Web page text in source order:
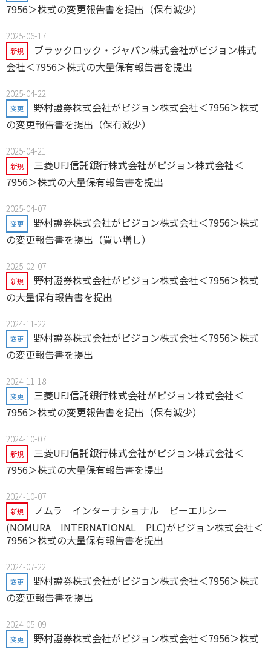
7956＞株式の変更報告書を提出（保有減少）
2025-06-17
新規
ブラックロック・ジャパン株式会社がピジョン株式
会社＜7956＞株式の大量保有報告書を提出
2025-04-22
変更
野村證券株式会社がピジョン株式会社＜7956＞株式
の変更報告書を提出（保有減少）
2025-04-21
新規
三菱UFJ信託銀行株式会社がピジョン株式会社＜
7956＞株式の大量保有報告書を提出
2025-04-07
変更
野村證券株式会社がピジョン株式会社＜7956＞株式
の変更報告書を提出（買い増し）
2025-02-07
新規
野村證券株式会社がピジョン株式会社＜7956＞株式
の大量保有報告書を提出
2024-11-22
変更
野村證券株式会社がピジョン株式会社＜7956＞株式
の変更報告書を提出
2024-11-18
変更
三菱UFJ信託銀行株式会社がピジョン株式会社＜
7956＞株式の変更報告書を提出（保有減少）
2024-10-07
新規
三菱UFJ信託銀行株式会社がピジョン株式会社＜
7956＞株式の大量保有報告書を提出
2024-10-07
新規
ノムラ インターナショナル ピーエルシー
(NOMURA INTERNATIONAL PLC)がピジョン株式会社＜
7956＞株式の大量保有報告書を提出
2024-07-22
変更
野村證券株式会社がピジョン株式会社＜7956＞株式
の変更報告書を提出
2024-05-09
変更
野村證券株式会社がピジョン株式会社＜7956＞株式